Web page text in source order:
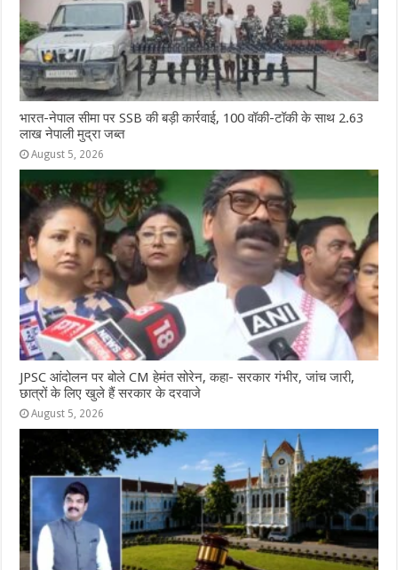
भारत-नेपाल सीमा पर SSB की बड़ी कार्रवाई, 100 वॉकी-टॉकी के साथ 2.63
लाख नेपाली मुद्रा जब्त
August 5, 2026
JPSC आंदोलन पर बोले CM हेमंत सोरेन, कहा- सरकार गंभीर, जांच जारी,
छात्रों के लिए खुले हैं सरकार के दरवाजे
August 5, 2026